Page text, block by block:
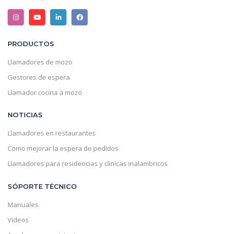
PRODUCTOS
Llamadores de mozo
Gestores de espera
Llamador cocina a mozo
NOTICIAS
Llamadores en restaurantes
Como mejorar la espera de pedidos
Llamadores para residencias y clinicas inalambricos
SÓPORTE TÉCNICO
Manuales
Videos